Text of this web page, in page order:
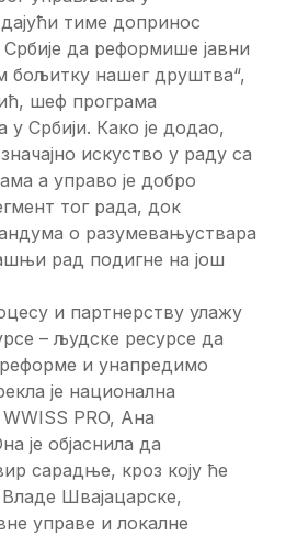
тиме допринос
да реформише јавни
бољитку нашег друштва“,
шеф програма
Србији. Како је додао,
искуство у раду са
а управо је добро
тог рада, док
о разумевањуствара
рад подигне на још
и партнерству улажу
– људске ресурсе да
и унапредимо
је национална
PRO, Ана
је објаснила да
сарадње, кроз коју ће
Швајацарске,
управе и локалне